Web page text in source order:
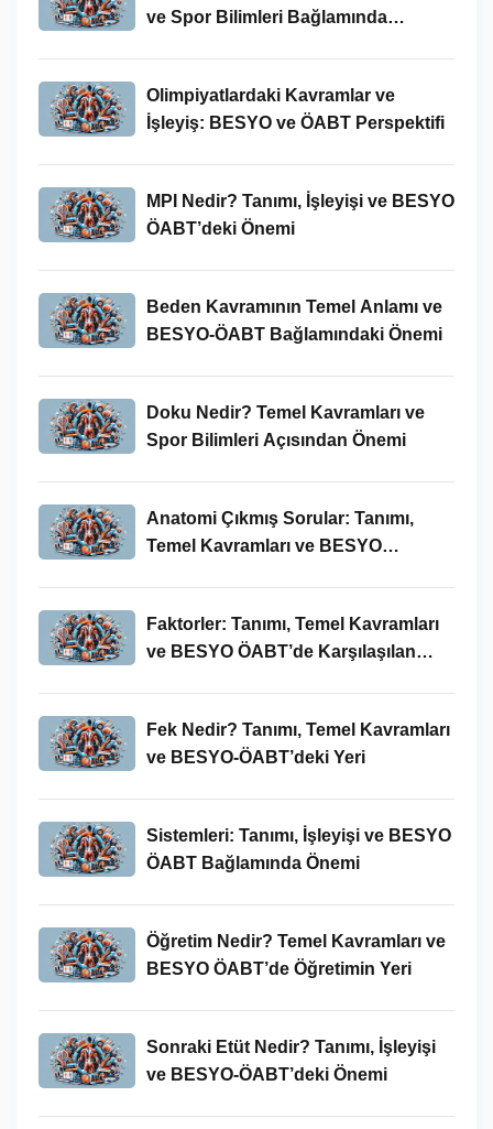
ve Spor Bilimleri Bağlamında
Olimpiyatlardaki Kavramlar ve
İşleyiş: BESYO ve ÖABT Perspektifi
MPI Nedir? Tanımı, İşleyişi ve BESYO
ÖABT’deki Önemi
Beden Kavramının Temel Anlamı ve
BESYO-ÖABT Bağlamındaki Önemi
Doku Nedir? Temel Kavramları ve
Spor Bilimleri Açısından Önemi
Anatomi Çıkmış Sorular: Tanımı,
Temel Kavramları ve BESYO
Faktorler: Tanımı, Temel Kavramları
ve BESYO ÖABT’de Karşılaşılan
Fek Nedir? Tanımı, Temel Kavramları
ve BESYO-ÖABT’deki Yeri
Sistemleri: Tanımı, İşleyişi ve BESYO
ÖABT Bağlamında Önemi
Öğretim Nedir? Temel Kavramları ve
BESYO ÖABT’de Öğretimin Yeri
Sonraki Etüt Nedir? Tanımı, İşleyişi
ve BESYO-ÖABT’deki Önemi